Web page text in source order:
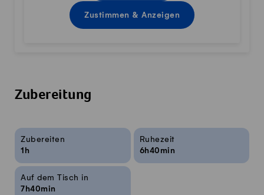
Zustimmen & Anzeigen
Zubereitung
Rezeptinfos
Zubereiten
1h
Ruhezeit
6h40min
Auf dem Tisch in
7h40min